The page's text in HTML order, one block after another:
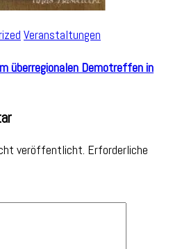
Veranstaltungen
überregionalen Demotreffen in
veröffentlicht. Erforderliche